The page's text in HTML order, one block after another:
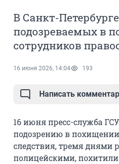
В Санкт-
подозреваемых в
сотрудников
16 июня 2026, 14:04 193
Написать
16 июня пресс-служба
подозрению в
следствия, тремя днями
полицейскими,